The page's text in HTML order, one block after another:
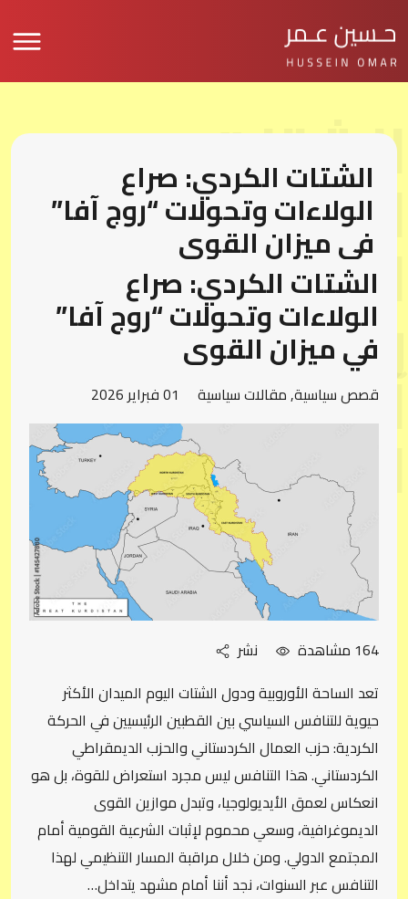
الشتات
الكردي: صراع
الولاءات
وتحولات “روج
آفا” في ميزان
القوى
الشتات الكردي: صراع
الولاءات وتحولات “روج آفا”
في ميزان القوى
الشتات الكردي: صراع
الولاءات وتحولات “روج آفا”
في ميزان القوى
قصص سياسية,مقالات سياسية 01 فبراير 2026
164 مشاهدة
نشر
تعد الساحة الأوروبية ودول الشتات اليوم الميدان الأكثر
حيوية للتنافس السياسي بين القطبين الرئيسيين في الحركة
الكردية: حزب العمال الكردستاني والحزب الديمقراطي
الكردستاني. هذا التنافس ليس مجرد استعراض للقوة، بل هو
انعكاس لعمق الأيديولوجيا، وتبدل موازين القوى
الديموغرافية، وسعي محموم لإثبات الشرعية القومية أمام
المجتمع الدولي. ومن خلال مراقبة المسار التنظيمي لهذا
التنافس عبر السنوات، نجد أننا أمام مشهد يتداخل…